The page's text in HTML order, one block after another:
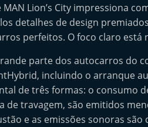
MAN Lion’s City impressiona
detalhes de design
perfeitos. O foco claro está
parte dos autocarros do
incluindo o arranque
de três formas: o consumo
de travagem, são emitidos
e as emissões sonoras